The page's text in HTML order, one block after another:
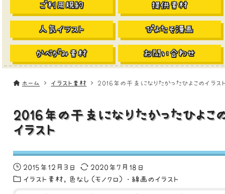
ご利用規約 提供素材
人気イラスト ぴよたそ漫画
かべがみ素材 お問い合わせ
ホーム イラスト素材 2016年の干支になりたかったひよこのイラス
2016年の干支になりたかったひよこ
イラスト
2015年12月3日
2020年7月18日
イラスト素材
色なし（モノクロ）・線画のイラスト